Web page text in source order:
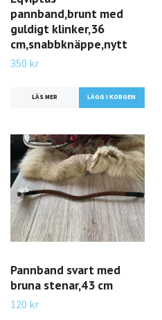
pannband,brunt med
guldigt klinker,36
cm,snabbknäppe,nytt
350 kr
LÄS MER
Pannband svart med
bruna stenar,43 cm
120 kr